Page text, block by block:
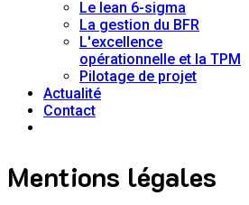
Le lean 6-sigma
La gestion du BFR
L'excellence
opérationnelle et la TPM
Pilotage de projet
Actualité
Contact
Mentions légales